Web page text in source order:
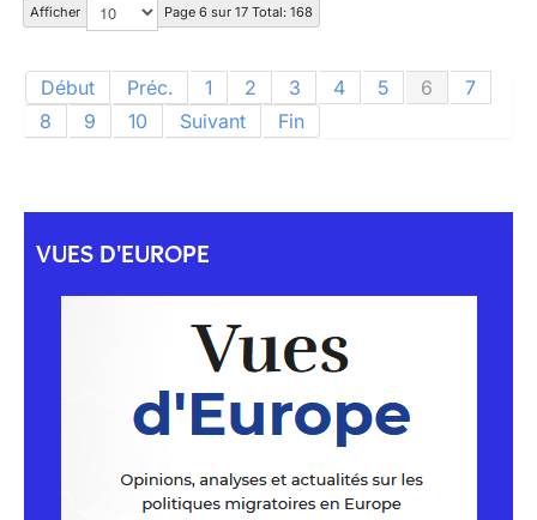
Afficher Page 6 sur 17 Total: 168
Début Préc. 1 2 3 4 5 6
7
8
9 10 Suivant Fin
VUES D'EUROPE